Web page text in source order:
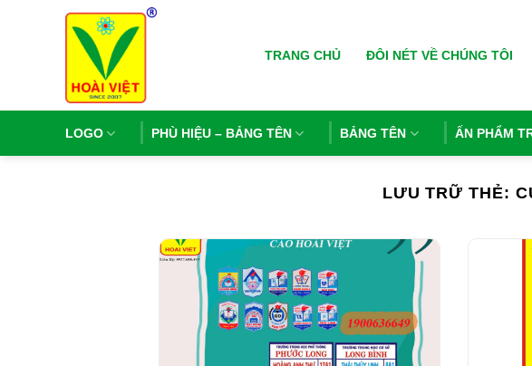
TRANG CHỦ ĐÔI NÉT VỀ CHÚNG TÔI
LOGO PHÙ HIỆU – BẢNG TÊN BẢNG TÊN ẤN PHẨM
LƯU TRỮ THẺ: